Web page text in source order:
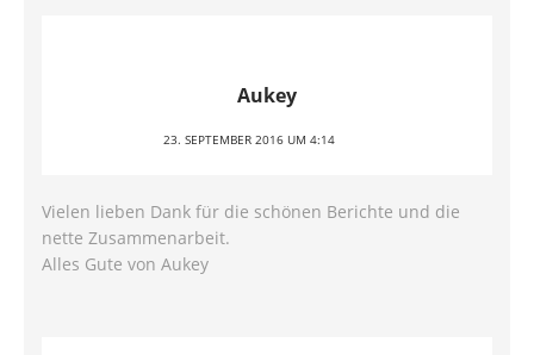
Aukey
23. SEPTEMBER 2016 UM 4:14
Vielen lieben Dank für die schönen Berichte und die
nette Zusammenarbeit.
Alles Gute von Aukey